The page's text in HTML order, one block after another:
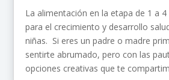
La alimentación en la etapa de 1 a
para el crecimiento y desarrollo
niñas. Si eres un padre o madre
sentirte abrumado, pero con las
opciones creativas que te